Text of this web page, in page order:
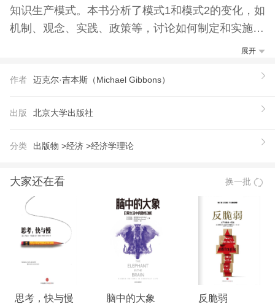
知识生产模式。本书分析了模式1和模式2的变化，如
机制、观念、实践、政策等，讨论如何制定和实施新
的科学政策以适应新的知识生产模式。全书分为7个
化和商业化，研究和教育的大众化，人文科学的知识
的制度化，知识生产的社会管理等内容。
当代社会知识的生产方式(包括科学知识、社会知
的新模式》提出了知识生产模式变化的新观，即：传
统的知识生产模式1是指基于牛顿模式的科学研究，
以单学科研究为主，而知识生产模式2是指在应用环
境中，利用交叉学科研究的方法，更加强调研究结果
的绩效和社会作用的知识生产模式。全书分为7个部
分，约20万字，包括：知识生产的演，知识的市场化
和商业化，研究和教育的大众化，人文科学的知识创
展开
作者 迈克尔·吉本斯（Michael Gibbons）
出版 北京大学出版社
分类 出版物 >经济 >经济学理论
大家还在看 换一批
思考，快与慢 脑中的大象 反脆弱